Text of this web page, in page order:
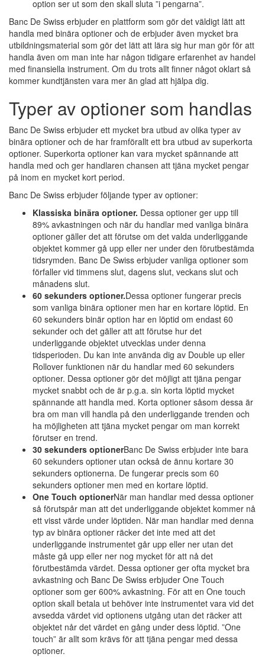
option ser ut som den skall sluta ”i pengarna”.
Banc De Swiss erbjuder en plattform som gör det väldigt lätt att
handla med binära optioner och de erbjuder även mycket bra
utbildningsmaterial som gör det lätt att lära sig hur man gör för att
handla även om man inte har någon tidigare erfarenhet av handel
med finansiella instrument. Om du trots allt finner något oklart så
kommer kundtjänsten vara mer än glad att hjälpa dig.
Typer av optioner som handlas
Banc De Swiss erbjuder ett mycket bra utbud av olika typer av
binära optioner och de har framförallt ett bra utbud av superkorta
optioner. Superkorta optioner kan vara mycket spännande att
handla med och ger handlaren chansen att tjäna mycket pengar
på inom en mycket kort period.
Banc De Swiss erbjuder följande typer av optioner:
Klassiska binära optioner. Dessa optioner ger upp till
89% avkastningen och när du handlar med vanliga binära
optioner gäller det att förutse om det valda underliggande
objektet kommer gå upp eller ner under den förutbestämda
tidsrymden. Banc De Swiss erbjuder vanliga optioner som
förfaller vid timmens slut, dagens slut, veckans slut och
månadens slut.
60 sekunders optioner.Dessa optioner fungerar precis
som vanliga binära optioner men har en kortare löptid. En
60 sekunders binär option har en löptid om endast 60
sekunder och det gäller att att förutse hur det
underliggande objektet utvecklas under denna
tidsperioden. Du kan inte använda dig av Double up eller
Rollover funktionen när du handlar med 60 sekunders
optioner. Dessa optioner gör det möjligt att tjäna pengar
mycket snabbt och de är p.g.a. sin korta löptid mycket
spännande att handla med. Korta optioner såsom dessa är
bra om man vill handla på den underliggande trenden och
ha möjligheten att tjäna mycket pengar om man korrekt
förutser en trend.
30 sekunders optionerBanc De Swiss erbjuder inte bara
60 sekunders optioner utan också de ännu kortare 30
sekunders optionerna. De fungerar precis som 60
sekunders optioner men med en kortare löptid.
One Touch optionerNär man handlar med dessa optioner
så förutspår man att det underliggande objektet kommer nå
ett visst värde under löptiden. När man handlar med denna
typ av binära optioner räcker det inte med att det
underliggande instrumentet går upp eller ner utan det
måste gå upp eller ner nog mycket för att nå det
förutbestämda värdet. Dessa optioner ger ofta mycket bra
avkastning och Banc De Swiss erbjuder One Touch
optioner som ger 600% avkastning. För att en One touch
option skall betala ut behöver inte instrumentet vara vid det
avsedda värdet vid optionens utgång utan det räcker att
objektet når det värdet en gång under dess löptid. ”One
touch” är allt som krävs för att tjäna pengar med dessa
optioner.